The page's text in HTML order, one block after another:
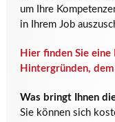
um Ihre
in Ihrem Job
Hier finden Sie
Hintergründen,
Was bringt Ihnen
Sie können sich